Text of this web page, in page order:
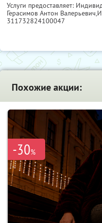
Услуги предоставляет:
Герасимов Антон Валерьевич,
311732824100047
Похожие акции:
-30%